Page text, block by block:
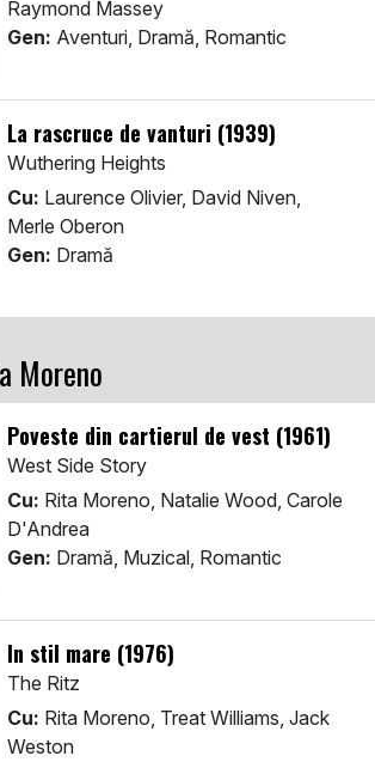
Raymond Massey
Gen: Aventuri, Dramă, Romantic
La rascruce de vanturi (1939)
Wuthering Heights
Cu: Laurence Olivier, David Niven,
Merle Oberon
Gen: Dramă
Moreno
Poveste din cartierul de vest (1961)
West Side Story
Cu: Rita Moreno, Natalie Wood, Carole
D'Andrea
Gen: Dramă, Muzical, Romantic
In stil mare (1976)
The Ritz
Cu: Rita Moreno, Treat Williams, Jack
Weston